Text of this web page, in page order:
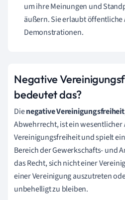
um ihre Meinungen und
äußern. Sie erlaubt
Demonstrationen.
Negative
bedeutet das?
Dienegative Vereinigungsfreiheit
Abwehrrecht, ist ein wesentlicher
Vereinigungsfreiheit und spielt
Bereich der Gewerkschafts- und
das Recht, sich nicht einer
einer Vereinigung auszutreten
unbehelligt zu bleiben.